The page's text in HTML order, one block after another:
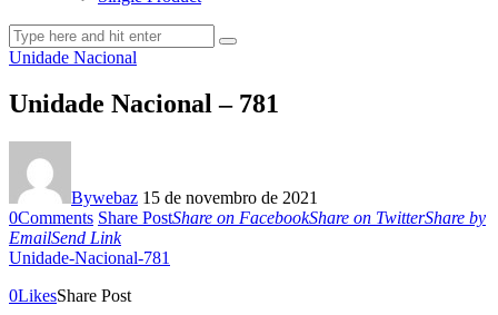
Unidade Nacional
Unidade Nacional – 781
Bywebaz 15 de novembro de 2021
0Comments Share PostShare on FacebookShare on TwitterShare by
EmailSend Link
Unidade-Nacional-781
0LikesShare Post